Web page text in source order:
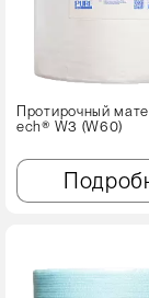
Протирочный
ech® W3 (W60)